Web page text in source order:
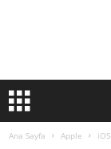
Ana Sayfa Apple